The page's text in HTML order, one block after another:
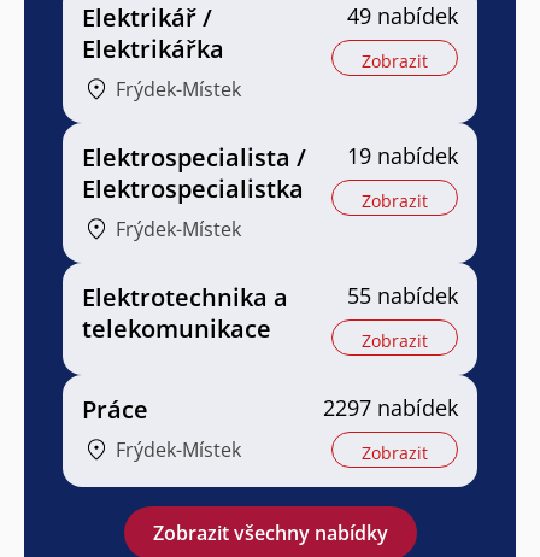
Elektrikář /
Elektrikářka
Frýdek-Místek
49 nabídek
Zobrazit
Elektrospecialista /
Elektrospecialistka
Frýdek-Místek
19 nabídek
Zobrazit
Elektrotechnika a
telekomunikace
55 nabídek
Zobrazit
Práce
Frýdek-Místek
2297 nabídek
Zobrazit
Zobrazit všechny nabídky